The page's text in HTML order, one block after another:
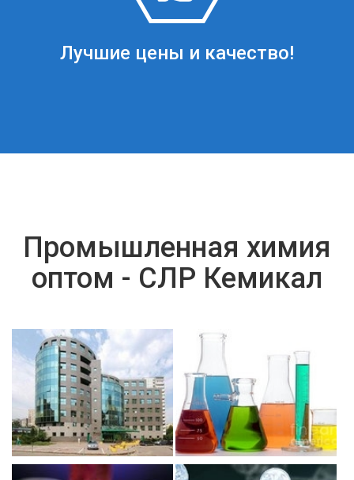
Лучшие цены и качество!
Промышленная химия
оптом - СЛР Кемикал